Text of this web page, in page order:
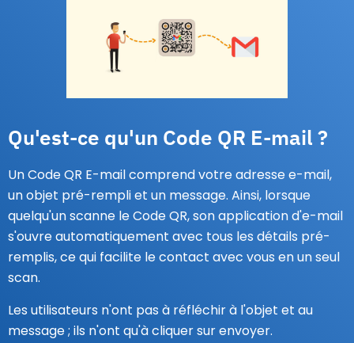
Qu'est-ce qu'un Code QR E-mail ?
Un Code QR E-mail comprend votre adresse e-mail,
un objet pré-rempli et un message. Ainsi, lorsque
quelqu'un scanne le Code QR, son application d'e-mail
s'ouvre automatiquement avec tous les détails pré-
remplis, ce qui facilite le contact avec vous en un seul
scan.
Les utilisateurs n'ont pas à réfléchir à l'objet et au
message ; ils n'ont qu'à cliquer sur envoyer.